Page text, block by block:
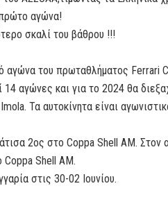
αγώνα!
σκαλί του βάθρου !!!
του πρωταθλήματος Ferrari
αγώνες και για το 2024 θα
Τα αυτοκίνητα είναι
2ος στο Coppa Shell AM. Στον
Shell AM.
στις 30-02 Ιουνίου.